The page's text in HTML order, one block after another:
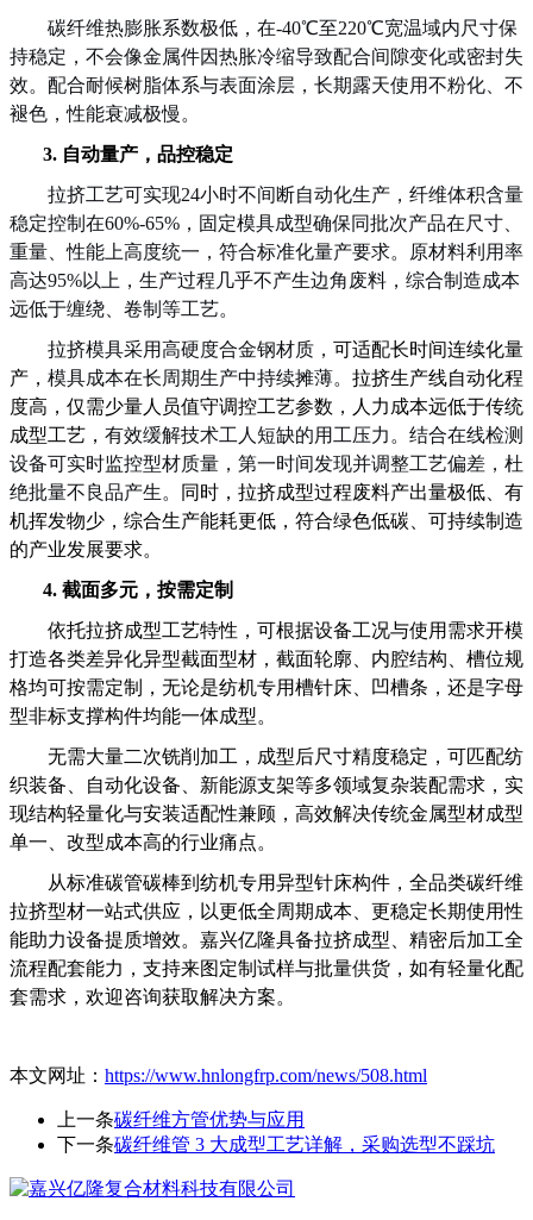
碳纤维热膨胀系数极低，在-40℃至220℃宽温域内尺寸保
持稳定，不会像金属件因热胀冷缩导致配合间隙变化或密封失
效。配合耐候树脂体系与表面涂层，长期露天使用不粉化、不
褪色，性能衰减极慢。
3. 自动量产，品控稳定
拉挤工艺可实现24小时不间断自动化生产，纤维体积含量
稳定控制在60%-65%，固定模具成型确保同批次产品在尺寸、
重量、性能上高度统一，符合标准化量产要求。原材料利用率
高达95%以上，生产过程几乎不产生边角废料，综合制造成本
远低于缠绕、卷制等工艺。
拉挤模具采用高硬度合金钢材质， 可适配长时间连续化量
产 ， 模具成本在长周期生产中持续摊薄。 拉挤生产线自动化程
度高，仅需少量人员值守调控工艺参数 ， 人力成本远低于传统
成型工艺 ， 有效缓解技术工人短缺的用工压力。结合在线检测
设备可实时监控型材质量，第一时间发现并调整工艺偏差，杜
绝批量不良品产生。
同时，拉挤成型过程废料产出量极低、有
机挥发物少，综合生产能耗更低，符合绿色低碳、可持续制造
的产业发展要求。
4. 截面多元，按需定制
依托拉挤成型工艺特性，可根据设备工况与使用需求开模
打造各类差异化异型截面型材，截面轮廓、内腔结构、槽位规
格均可按需定制，无论是纺机专用槽针床、凹槽条，还是字母
型非标支撑构件均能一体成型。
无需大量二次铣削加工，成型后尺寸精度稳定，可匹配纺
织装备、自动化设备、新能源支架等多领域复杂装配需求，实
现结构轻量化与安装适配性兼顾，高效解决传统金属型材成型
单一、改型成本高的行业痛点。
从标准碳管碳棒到纺机专用异型针床构件，全品类碳纤维
拉挤型材一站式供应，以更低全周期成本、更稳定长期使用性
能助力设备提质增效。 嘉兴亿隆具备拉挤成型、精密后加工全
流程配套能力，支持来图定制试样与批量供货，如有轻量化配
套需求，欢迎咨询获取解决方案。
本文网址： https://www.hnlongfrp.com/news/508.html
上一条碳纤维方管优势与应用
下一条碳纤维管 3 大成型工艺详解，采购选型不踩坑